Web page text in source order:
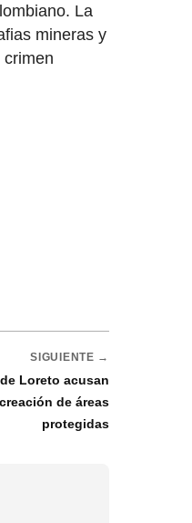
La
mineras y
SIGUIENTE →
Loreto acusan
de áreas
protegidas